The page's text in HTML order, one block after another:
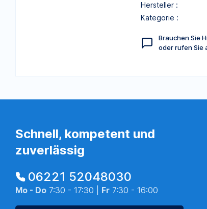
Hersteller :
Kategorie :
Brauchen Sie
oder rufen Sie
Schnell, kompetent und
zuverlässig
06221 52048030
Mo - Do 7:30 - 17:30 | Fr 7:30 - 16:00